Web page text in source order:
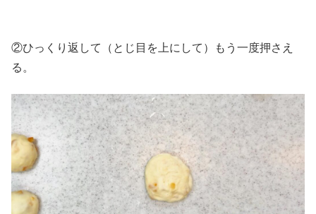
②ひっくり返して（とじ目を上にして）もう一度押さえ
る。